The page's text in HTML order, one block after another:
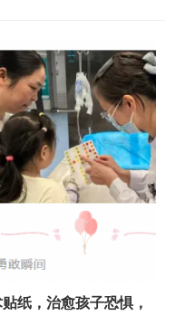
纸，治愈孩子恐惧，